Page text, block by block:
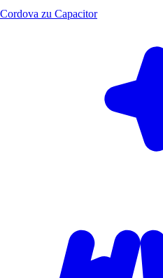
Cordova zu Capacitor